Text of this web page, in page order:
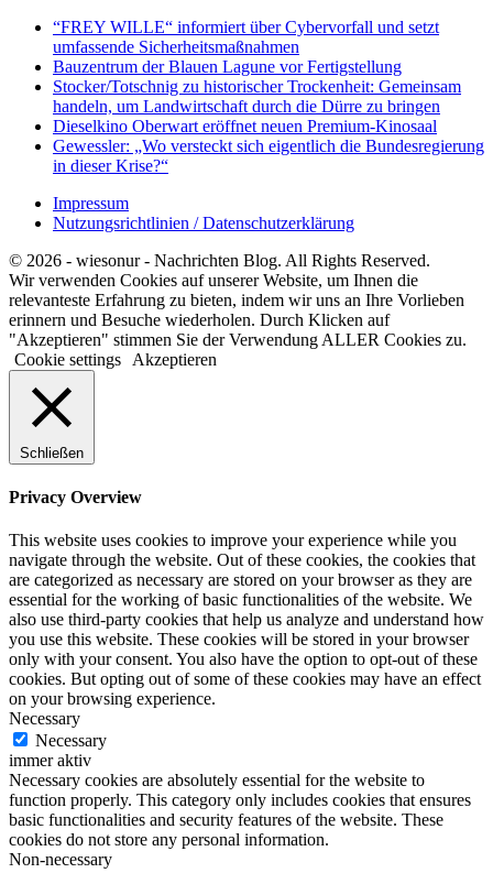
“FREY WILLE“ informiert über Cybervorfall und setzt
umfassende Sicherheitsmaßnahmen
Bauzentrum der Blauen Lagune vor Fertigstellung
Stocker/Totschnig zu historischer Trockenheit: Gemeinsam
handeln, um Landwirtschaft durch die Dürre zu bringen
Dieselkino Oberwart eröffnet neuen Premium-Kinosaal
Gewessler: „Wo versteckt sich eigentlich die Bundesregierung
in dieser Krise?“
Impressum
Nutzungsrichtlinien / Datenschutzerklärung
© 2026 - wiesonur - Nachrichten Blog. All Rights Reserved.
Wir verwenden Cookies auf unserer Website, um Ihnen die
relevanteste Erfahrung zu bieten, indem wir uns an Ihre Vorlieben
erinnern und Besuche wiederholen. Durch Klicken auf
"Akzeptieren" stimmen Sie der Verwendung ALLER Cookies zu.
Cookie settings
Akzeptieren
Schließen
Privacy Overview
This website uses cookies to improve your experience while you
navigate through the website. Out of these cookies, the cookies that
are categorized as necessary are stored on your browser as they are
essential for the working of basic functionalities of the website. We
also use third-party cookies that help us analyze and understand how
you use this website. These cookies will be stored in your browser
only with your consent. You also have the option to opt-out of these
cookies. But opting out of some of these cookies may have an effect
on your browsing experience.
Necessary
Necessary
immer aktiv
Necessary cookies are absolutely essential for the website to
function properly. This category only includes cookies that ensures
basic functionalities and security features of the website. These
cookies do not store any personal information.
Non-necessary